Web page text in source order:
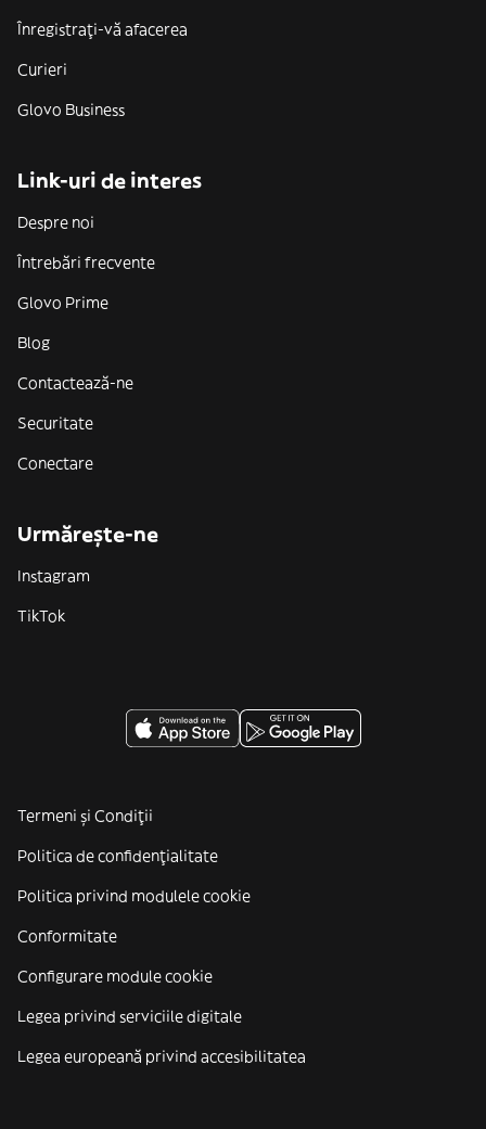
Înregistrați-vă afacerea
Curieri
Glovo Business
Link-uri de interes
Despre noi
Întrebări frecvente
Glovo Prime
Blog
Contactează-ne
Securitate
Conectare
Urmărește-ne
Instagram
TikTok
Termeni și Condiții
Politica de confidenţialitate
Politica privind modulele cookie
Conformitate
Configurare module cookie
Legea privind serviciile digitale
Legea europeană privind accesibilitatea